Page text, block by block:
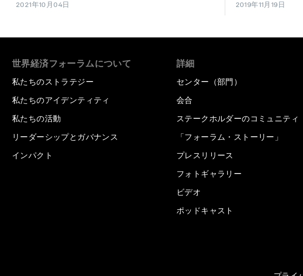
2021年10月04日 2019年11月19日
世界経済フォーラムについて
私たちのストラテジー
私たちのアイデンティティ
私たちの活動
リーダーシップとガバナンス
インパクト
詳細
センター（部門）
会合
ステークホルダーのコミュニティ
「フォーラム・ストーリー」
プレスリリース
フォトギャラリー
ビデオ
ポッドキャスト